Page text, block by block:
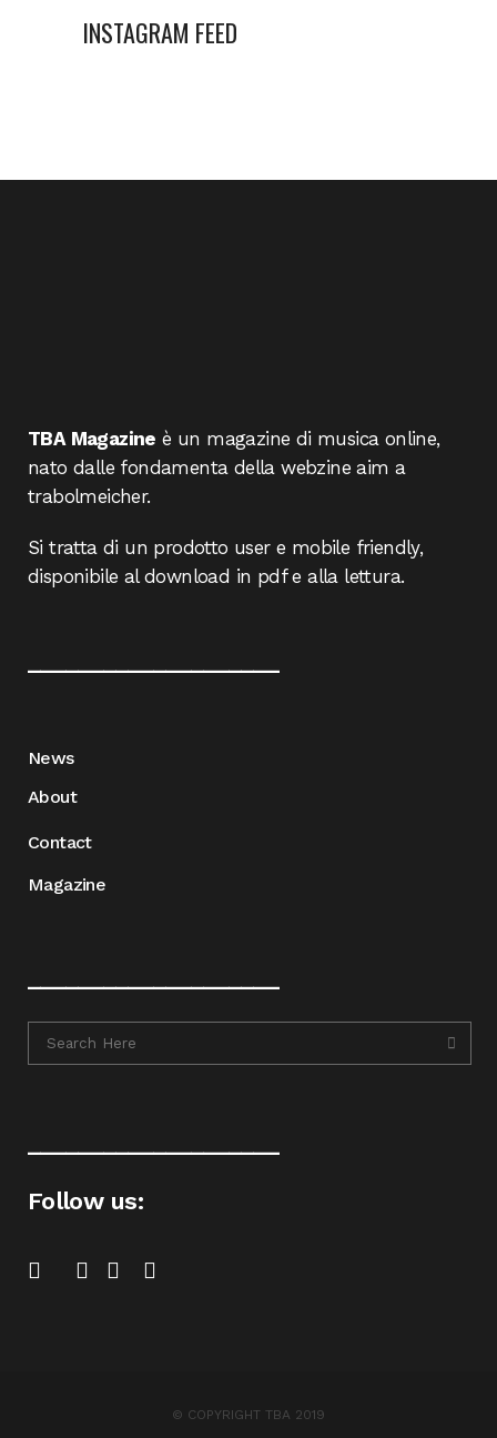
INSTAGRAM FEED
TBA Magazine è un magazine di musica online,
nato dalle fondamenta della webzine aim a
trabolmeicher.
Si tratta di un prodotto user e mobile friendly,
disponibile al download in pdf e alla lettura.
News
About
Contact
Magazine
Follow us:
© COPYRIGHT TBA 2019